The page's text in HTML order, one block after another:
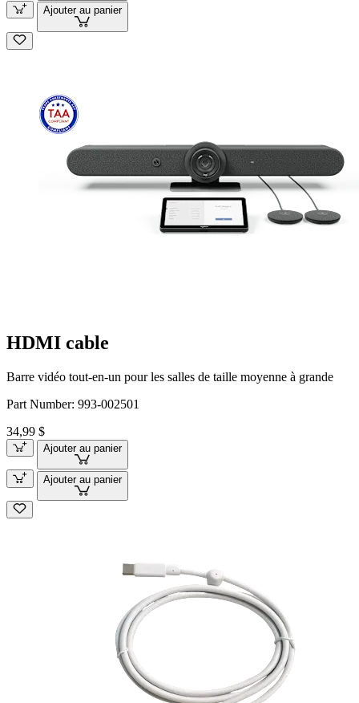
Ajouter au panier
HDMI cable
Barre vidéo tout-en-un pour les salles de taille moyenne à grande
Part Number: 993-002501
34,99 $
Ajouter au panier
Ajouter au panier